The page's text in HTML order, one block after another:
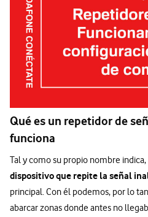
Qué es un repetidor de
funciona
Tal y como su propio nombre
dispositivo que repite la señal
principal. Con él podemos, por lo
abarcar zonas donde antes no